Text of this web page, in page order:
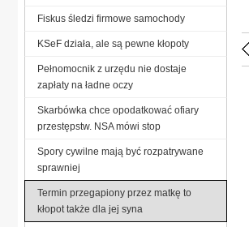
Fiskus śledzi firmowe samochody
KSeF działa, ale są pewne kłopoty
Pełnomocnik z urzędu nie dostaje
zapłaty na ładne oczy
Skarbówka chce opodatkować ofiary
przestępstw. NSA mówi stop
Spory cywilne mają być rozpatrywane
sprawniej
Termin przegapiony przez matkę to
kłopot także dla jej syna